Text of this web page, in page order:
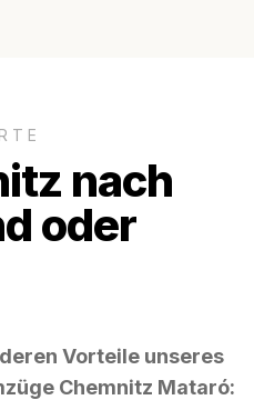
nach
oder
Vorteile unseres
Chemnitz Mataró: